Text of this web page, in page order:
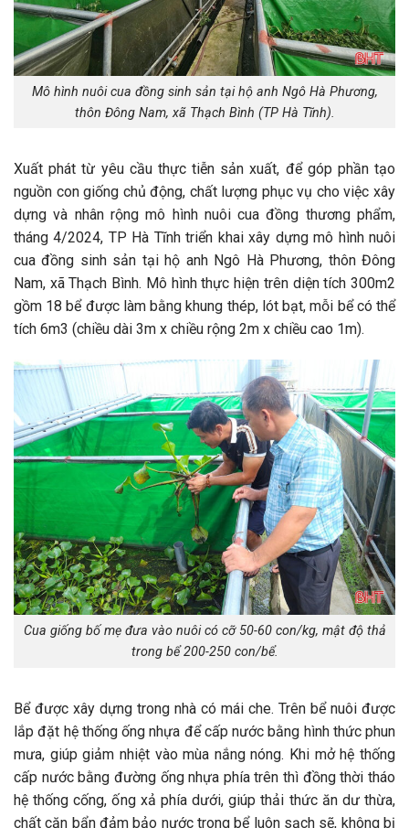
Mô hình nuôi cua đồng sinh sản tại hộ anh Ngô Hà Phương,
thôn Đông Nam, xã Thạch Bình (TP Hà Tĩnh).
Xuất phát từ yêu cầu thực tiễn sản xuất, để góp phần tạo
nguồn con giống chủ động, chất lượng phục vụ cho việc xây
dựng và nhân rộng mô hình nuôi cua đồng thương phẩm,
tháng 4/2024, TP Hà Tĩnh triển khai xây dựng mô hình nuôi
cua đồng sinh sản tại hộ anh Ngô Hà Phương, thôn Đông
Nam, xã Thạch Bình. Mô hình thực hiện trên diện tích 300m2
gồm 18 bể được làm bằng khung thép, lót bạt, mỗi bể có thể
tích 6m3 (chiều dài 3m x chiều rộng 2m x chiều cao 1m).
Cua giống bố mẹ đưa vào nuôi có cỡ 50-60 con/kg, mật độ thả
trong bể 200-250 con/bể.
Bể được xây dựng trong nhà có mái che. Trên bể nuôi được
lắp đặt hệ thống ống nhựa để cấp nước bằng hình thức phun
mưa, giúp giảm nhiệt vào mùa nắng nóng. Khi mở hệ thống
cấp nước bằng đường ống nhựa phía trên thì đồng thời tháo
hệ thống cống, ống xả phía dưới, giúp thải thức ăn dư thừa,
chất cặn bẩn đảm bảo nước trong bể luôn sạch sẽ, không bị